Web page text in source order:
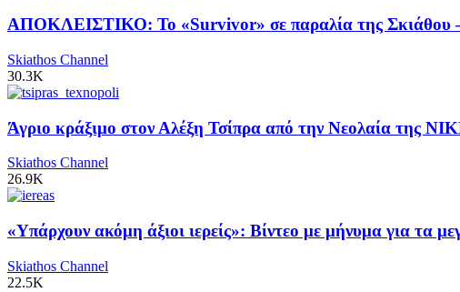
ΑΠΟΚΛΕΙΣΤΙΚΟ: Το «Survivor» σε παραλία της Σκιάθου
Skiathos Channel
30.3K
Άγριο κράξιμο στον Αλέξη Τσίπρα από την Νεολαία της
Skiathos Channel
26.9K
«Υπάρχουν ακόμη άξιοι ιερείς»: Βίντεο με μήνυμα για τα
Skiathos Channel
22.5K